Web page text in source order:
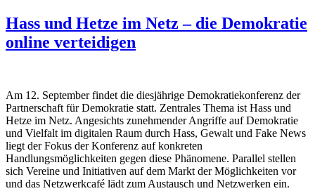
Hass und Hetze im Netz – die Demokratie
online verteidigen
Am 12. September findet die diesjährige Demokratiekonferenz der
Partnerschaft für Demokratie statt. Zentrales Thema ist Hass und
Hetze im Netz. Angesichts zunehmender Angriffe auf Demokratie
und Vielfalt im digitalen Raum durch Hass, Gewalt und Fake News
liegt der Fokus der Konferenz auf konkreten
Handlungsmöglichkeiten gegen diese Phänomene. Parallel stellen
sich Vereine und Initiativen auf dem Markt der Möglichkeiten vor
und das Netzwerkcafé lädt zum Austausch und Netzwerken ein.